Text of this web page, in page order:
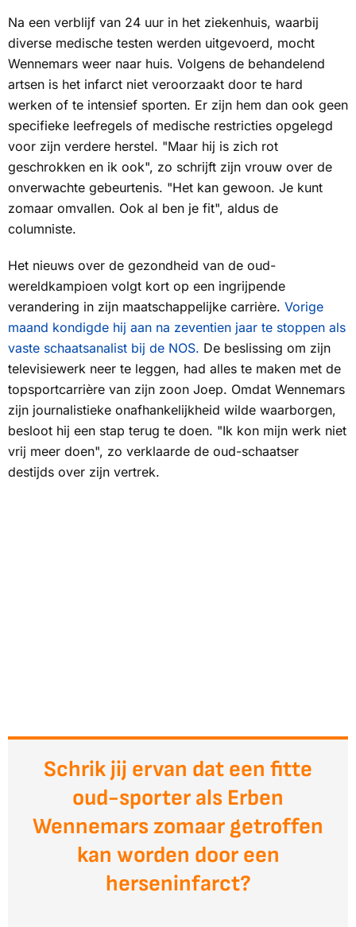
Na een verblijf van 24 uur in het ziekenhuis, waarbij
diverse medische testen werden uitgevoerd, mocht
Wennemars weer naar huis. Volgens de behandelend
artsen is het infarct niet veroorzaakt door te hard
werken of te intensief sporten. Er zijn hem dan ook geen
specifieke leefregels of medische restricties opgelegd
voor zijn verdere herstel. "Maar hij is zich rot
geschrokken en ik ook", zo schrijft zijn vrouw over de
onverwachte gebeurtenis. "Het kan gewoon. Je kunt
zomaar omvallen. Ook al ben je fit", aldus de
columniste.
Het nieuws over de gezondheid van de oud-
wereldkampioen volgt kort op een ingrijpende
verandering in zijn maatschappelijke carrière. Vorige
maand kondigde hij aan na zeventien jaar te stoppen als
vaste schaatsanalist bij de NOS. De beslissing om zijn
televisiewerk neer te leggen, had alles te maken met de
topsportcarrière van zijn zoon Joep. Omdat Wennemars
zijn journalistieke onafhankelijkheid wilde waarborgen,
besloot hij een stap terug te doen. "Ik kon mijn werk niet
vrij meer doen", zo verklaarde de oud-schaatser
destijds over zijn vertrek.
Schrik jij ervan dat een fitte
oud-sporter als Erben
Wennemars zomaar getroffen
kan worden door een
herseninfarct?